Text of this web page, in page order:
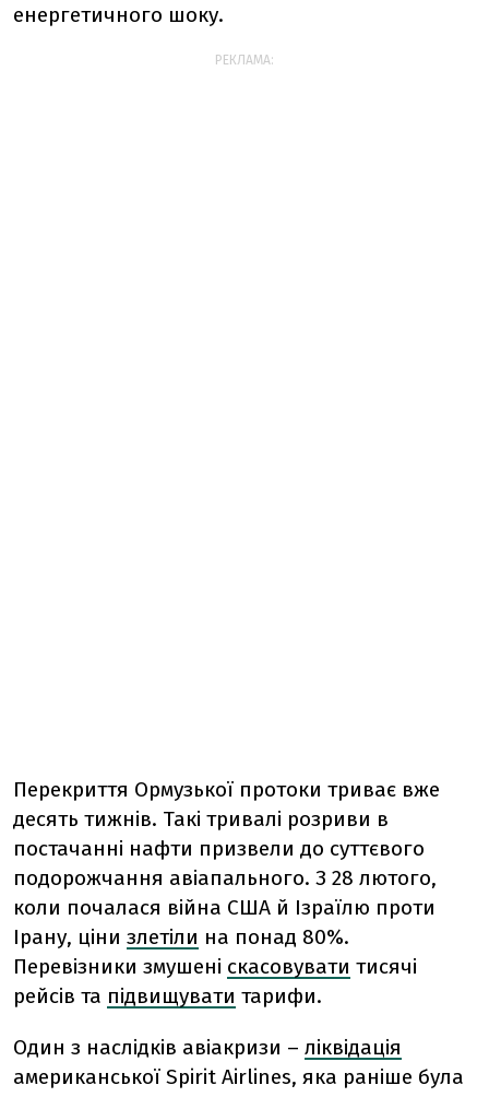
енергетичного шоку.
РЕКЛАМА:
Перекриття Ормузької протоки триває вже
десять тижнів. Такі тривалі розриви в
постачанні нафти призвели до суттєвого
подорожчання авіапального. З 28 лютого,
коли почалася війна США й Ізраїлю проти
Ірану, ціни злетіли на понад 80%.
Перевізники змушені скасовувати тисячі
рейсів та підвищувати тарифи.
Один з наслідків авіакризи – ліквідація
американської Spirit Airlines, яка раніше була